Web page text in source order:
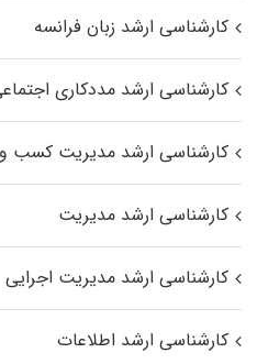
کارشناسی ارشد زبان فرانسه
کارشناسی ارشد مددکاری
کارشناسی ارشد مدیریت کسب و
کارشناسی ارشد مدیریت
کارشناسی ارشد مدیریت اجرایی
کارشناسی ارشد اطلاعات